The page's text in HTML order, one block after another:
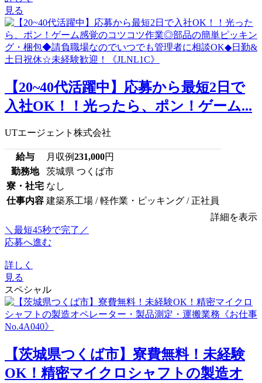
見る
【20~40代活躍中】応募から最短2日で
入社OK！！光ったら、ポン！ゲーム...
UTエージェント株式会社
給与 月収例231,000円
勤務地
茨城県 つくば市
寮・社宅 なし
仕事内容 建築系工場 / 軽作業・ピッキング / 正社員
詳細を表示
＼最短45秒で完了／
応募へ進む
詳しく
見る
スペシャル
【茨城県つくば市】寮費無料！未経験
OK！精密マイクロシャフトの製造オ